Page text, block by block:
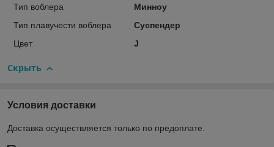
Тип воблера
Минноу
Тип плавучести воблера
Суспендер
Цвет
J
Скрыть
Условия доставки
Доставка осуществляется только по предоплате.